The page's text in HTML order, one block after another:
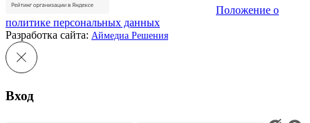
Положение о
политике персональных данных
Разработка сайта: Аймедиа Решения
Вход